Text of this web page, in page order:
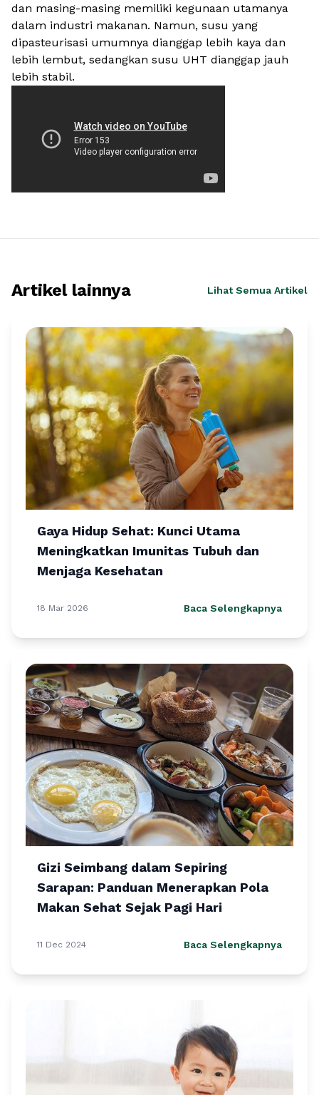
dan masing-masing memiliki kegunaan utamanya
dalam industri makanan. Namun, susu yang
dipasteurisasi umumnya dianggap lebih kaya dan
lebih lembut, sedangkan susu UHT dianggap jauh
lebih stabil.
Artikel lainnya Lihat Semua Artikel
Gaya Hidup Sehat: Kunci Utama
Meningkatkan Imunitas Tubuh dan
Menjaga Kesehatan
18 Mar 2026 Baca Selengkapnya
Gizi Seimbang dalam Sepiring
Sarapan: Panduan Menerapkan Pola
Makan Sehat Sejak Pagi Hari
11 Dec 2024 Baca Selengkapnya